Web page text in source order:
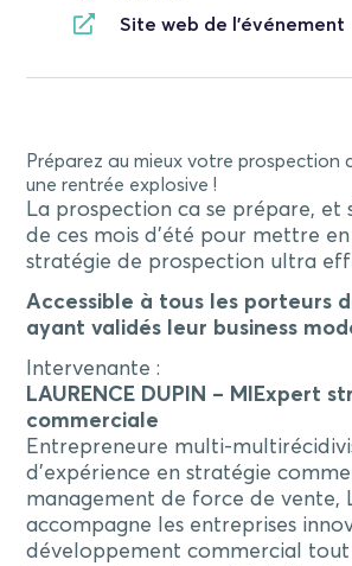
Site web de l'événement
Préparez au mieux votre prospection
une rentrée explosive !
La prospection ca se prépare, et
de ces mois d’été pour mettre
stratégie de prospection ultra
Accessible à tous les porteurs
ayant validés leur business
Intervenante :
LAURENCE DUPIN – MIExpert
commerciale
Entrepreneure multi-
d’expérience en stratégie
management de force de vente,
accompagne les entreprises
développement commercial